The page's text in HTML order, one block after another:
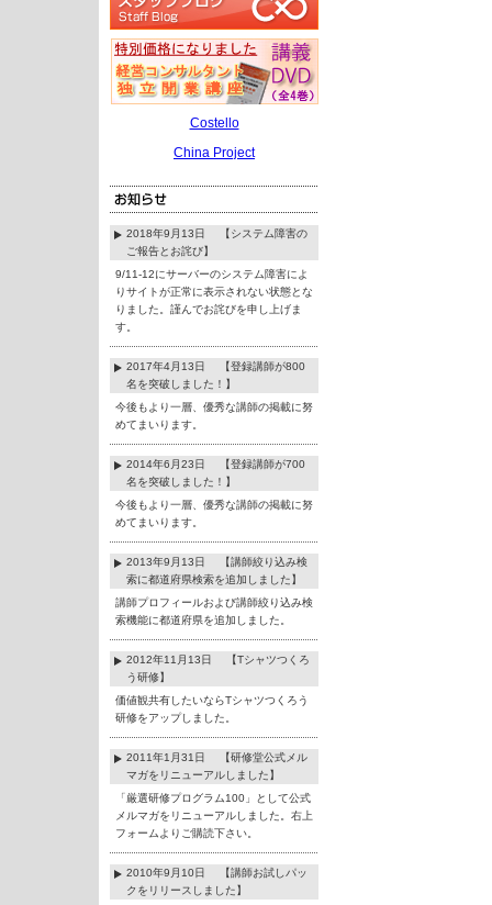
Costello
China Project
2018年9月13日 【システム障害の
ご報告とお詫び】
9/11-12にサーバーのシステム障害によ
りサイトが正常に表示されない状態とな
りました。謹んでお詫びを申し上げま
す。
2017年4月13日 【登録講師が800
名を突破しました！】
今後もより一層、優秀な講師の掲載に努
めてまいります。
2014年6月23日 【登録講師が700
名を突破しました！】
今後もより一層、優秀な講師の掲載に努
めてまいります。
2013年9月13日 【講師絞り込み検
索に都道府県検索を追加しました】
講師プロフィールおよび講師絞り込み検
索機能に都道府県を追加しました。
2012年11月13日 【Tシャツつくろ
う研修】
価値観共有したいならTシャツつくろう
研修をアップしました。
2011年1月31日 【研修堂公式メル
マガをリニューアルしました】
「厳選研修プログラム100」として公式
メルマガをリニューアルしました。右上
フォームよりご購読下さい。
2010年9月10日 【講師お試しパッ
クをリリースしました】